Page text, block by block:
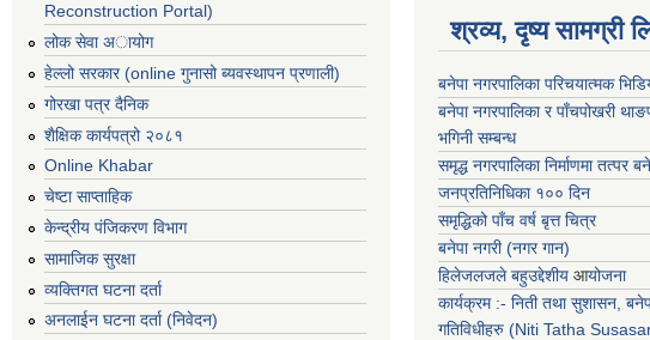
Reconstruction Portal)
लोक सेवा अायोग
हेल्लो सरकार (online गुनासो ब्यवस्थापन प्रणाली)
गोरखा पत्र दैनिक
शैक्षिक कार्यपत्रो २०८१
Online Khabar
चेष्टा साप्ताहिक
केन्द्रीय पंजिकरण विभाग
सामाजिक सुरक्षा
व्यक्तिगत घटना दर्ता
अनलाईन घटना दर्ता (निवेदन)
श्रव्य, दृष्य सामग्री
बनेपा नगरपालिका परिचयात्मक
बनेपा नगरपालिका र पाँचपोखरी
भगिनी सम्बन्ध
समृद्ध नगरपालिका निर्माणमा तत्पर
जनप्रतिनिधिका १०० दिन
समृद्धिको पाँच वर्ष बृत्त चित्र
बनेपा नगरी (नगर गान)
हिलेजलजले बहुउद्देशीय आयोजना
कार्यक्रम :- निती तथा सुशासन,
गतिविधीहरु (Niti Tatha